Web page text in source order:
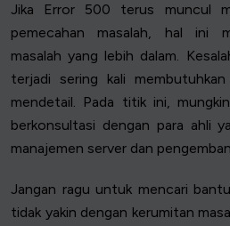
Jika Error 500 terus muncul
pemecahan masalah, hal ini
masalah yang lebih dalam.
terjadi sering kali
mendetail. Pada titik ini,
berkonsultasi dengan para ahli
manajemen server dan
Jangan ragu untuk mencari
tidak yakin dengan kerumitan